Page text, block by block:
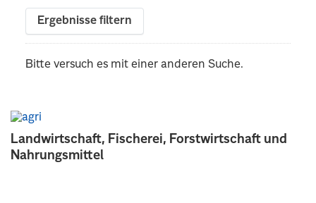
Landwirtschaft, Fischerei, Forstwirtschaft und
Nahrungsmittel
Ergebnisse filtern
Bitte versuch es mit einer anderen Suche.